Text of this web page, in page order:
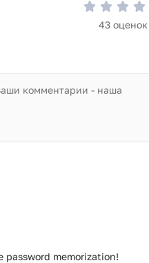
43 оценок
password memorization!